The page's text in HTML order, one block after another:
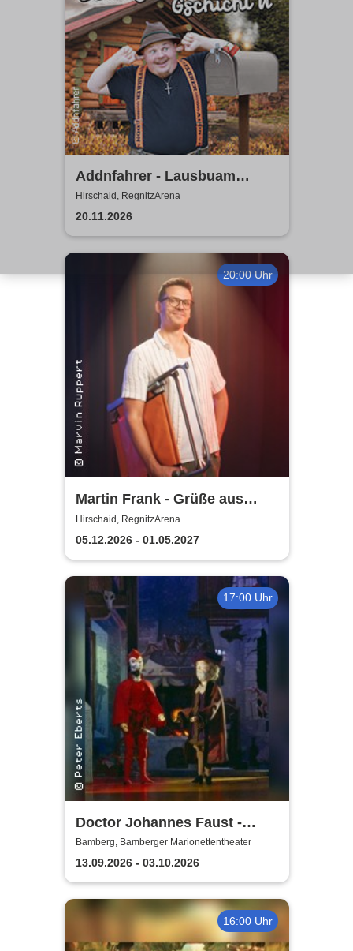
Addnfahrer - Lausbuam
Gschicht'n
Hirschaid, RegnitzArena
20.11.2026
20:00 Uhr
Martin Frank - Grüße aus
Allegro Süd
Hirschaid, RegnitzArena
05.12.2026 - 01.05.2027
17:00 Uhr
Doctor Johannes Faust -
Bamberger
Marionettentheater
Bamberg, Bamberger Marionettentheater
13.09.2026 - 03.10.2026
16:00 Uhr